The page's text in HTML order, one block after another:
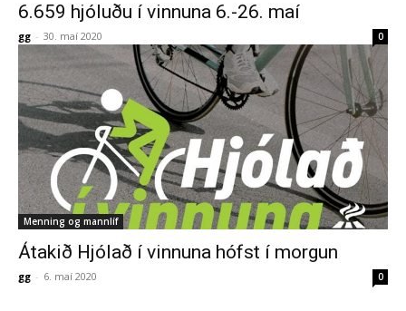
6.659 hjóluðu í vinnuna 6.-26. maí
gg - 30. maí 2020 0
Menning og mannlíf
Átakið Hjólað í vinnuna hófst í morgun
gg - 6. maí 2020 0